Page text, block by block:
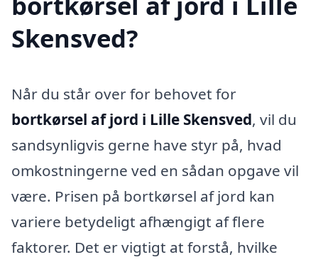
Skensved?
Når du står over for behovet for
bortkørsel af jord i Lille Skensved, vil du
sandsynligvis gerne have styr på, hvad
omkostningerne ved en sådan opgave vil
være. Prisen på bortkørsel af jord kan
variere betydeligt afhængigt af flere
faktorer. Det er vigtigt at forstå, hvilke